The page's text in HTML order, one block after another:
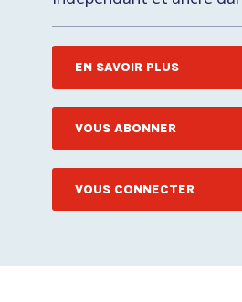
EN SAVOIR PLUS
VOUS ABONNER
VOUS CONNECTER